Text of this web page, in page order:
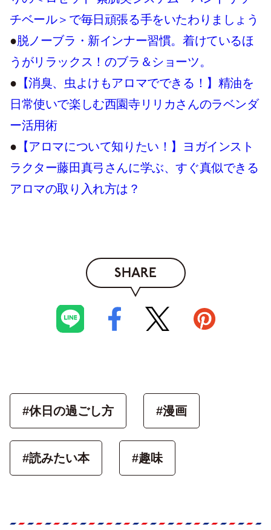
チベール＞で毎日頑張る手をいたわりましょう
●脱ノーブラ・新インナー習慣。着けているほ
うがリラックス！のブラ＆ショーツ。
● 【消臭、虫よけもアロマでできる！】精油を
日常使いで楽しむ西園寺リリカさんのラベンダ
ー活用術
● 【アロマについて知りたい！】ヨガインスト
ラクター藤田真弓さんに学ぶ、すぐ真似できる
アロマの取り入れ方は？
SHARE
#休日の過ごし方 #漫画
#読みたい本 #趣味